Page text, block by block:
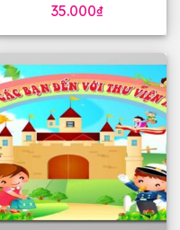
35.000₫